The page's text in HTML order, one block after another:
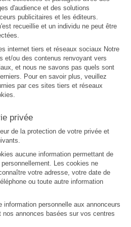
d'audience et des solutions
publicitaires et les éditeurs.
recueillie et un individu ne peut être
internet tiers et réseaux sociaux Notre
et/ou des contenus renvoyant vers
et nous ne savons pas quels sont
Pour en savoir plus, veuillez
par ces sites tiers et réseaux
privée
de la protection de votre privée et
aucune information permettant de
Les cookies ne
votre adresse, votre date de
ou toute autre information
information personnelle aux annonceurs
annonces basées sur vos centres